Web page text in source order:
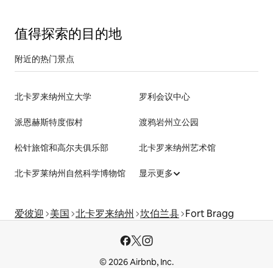
值得探索的目的地
附近的热门景点
北卡罗来纳州立大学 罗利会议中心
派恩赫斯特度假村 渡鸦岩州立公园
松针旅馆和高尔夫俱乐部 北卡罗来纳州艺术馆
北卡罗莱纳州自然科学博物馆 显示更多
爱彼迎 美国 北卡罗来纳州 坎伯兰县 Fort Bragg
© 2026 Airbnb, Inc.